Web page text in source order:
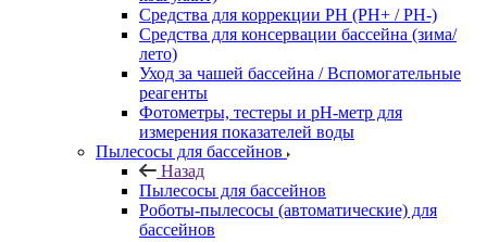
Средства для коррекции PH (PH+ / PH-)
Средства для консервации бассейна (зима/
лето)
Уход за чашей бассейна / Вспомогательные
реагенты
Фотометры, тестеры и рН-метр для
измерения показателей воды
Пылесосы для бассейнов
Назад
Пылесосы для бассейнов
Роботы-пылесосы (автоматические) для
бассейнов